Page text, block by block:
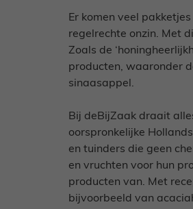
Er komen veel
regelrechte onzin. Met
Zoals de
producten, waaronder
sinaasappel.
Bij deBijZaak draait
oorspronkelijke
en tuinders die geen
en vruchten voor hun
producten van. Met
bijvoorbeeld van